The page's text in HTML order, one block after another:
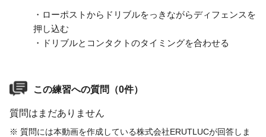
・ローポストからドリブルをっきながらディフェンスを
押し込む
・ドリブルとコンタクトのタイミングを合わせる
この練習への質問（0件）
質問はまだありません
※ 質問には本動画を作成している株式会社ERUTLUCが回答しま